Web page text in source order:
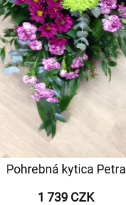
Pohrebná kytica Petra
1 739 CZK